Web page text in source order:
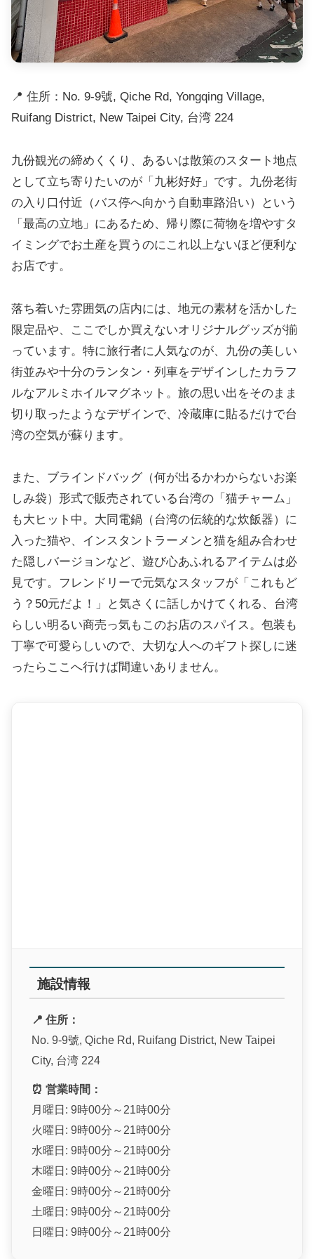
📍 住所：No. 9-9號, Qiche Rd, Yongqing Village,
Ruifang District, New Taipei City, 台湾 224
九份観光の締めくくり、あるいは散策のスタート地点
として立ち寄りたいのが「九彬好好」です。九份老街
の入り口付近（バス停へ向かう自動車路沿い）という
「最高の立地」にあるため、帰り際に荷物を増やすタ
イミングでお土産を買うのにこれ以上ないほど便利な
お店です。
落ち着いた雰囲気の店内には、地元の素材を活かした
限定品や、ここでしか買えないオリジナルグッズが揃
っています。特に旅行者に人気なのが、九份の美しい
街並みや十分のランタン・列車をデザインしたカラフ
ルなアルミホイルマグネット。旅の思い出をそのまま
切り取ったようなデザインで、冷蔵庫に貼るだけで台
湾の空気が蘇ります。
また、ブラインドバッグ（何が出るかわからないお楽
しみ袋）形式で販売されている台湾の「猫チャーム」
も大ヒット中。大同電鍋（台湾の伝統的な炊飯器）に
入った猫や、インスタントラーメンと猫を組み合わせ
た隠しバージョンなど、遊び心あふれるアイテムは必
見です。フレンドリーで元気なスタッフが「これもど
う？50元だよ！」と気さくに話しかけてくれる、台湾
らしい明るい商売っ気もこのお店のスパイス。包装も
丁寧で可愛らしいので、大切な人へのギフト探しに迷
ったらここへ行けば間違いありません。
施設情報
📍 住所：
No. 9-9號, Qiche Rd, Ruifang District, New Taipei
City, 台湾 224
⏰ 営業時間：
月曜日: 9時00分～21時00分
火曜日: 9時00分～21時00分
水曜日: 9時00分～21時00分
木曜日: 9時00分～21時00分
金曜日: 9時00分～21時00分
土曜日: 9時00分～21時00分
日曜日: 9時00分～21時00分